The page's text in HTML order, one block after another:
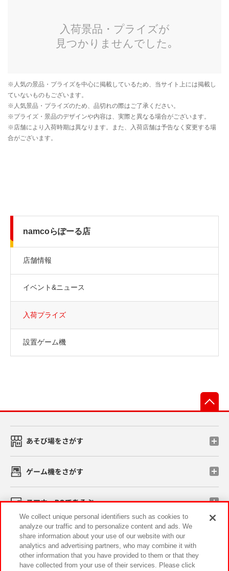
namcoらぽーる店
店舗情報
イベント&ニュース
入荷プライズ
設置ゲーム機
あそび場をさがす
ゲーム機をさがす
スマホ・PCであそぶ
イベント・キャンペーン
We collect unique personal identifiers such as cookies to
analyze our traffic and to personalize content and ads. We
share information about your use of our website with our
analytics and advertising partners, who may combine it with
other information that you have provided to them or that they
have collected from your use of their services. Please click